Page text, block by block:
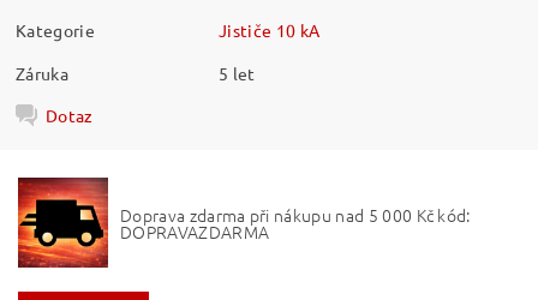
Kategorie
Jističe 10 kA
Záruka
5 let
Dotaz
Doprava zdarma při nákupu nad 5 000 Kč kód:
DOPRAVAZDARMA